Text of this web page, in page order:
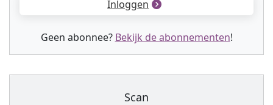
Inloggen
Geen abonnee? Bekijk de abonnementen!
Scan